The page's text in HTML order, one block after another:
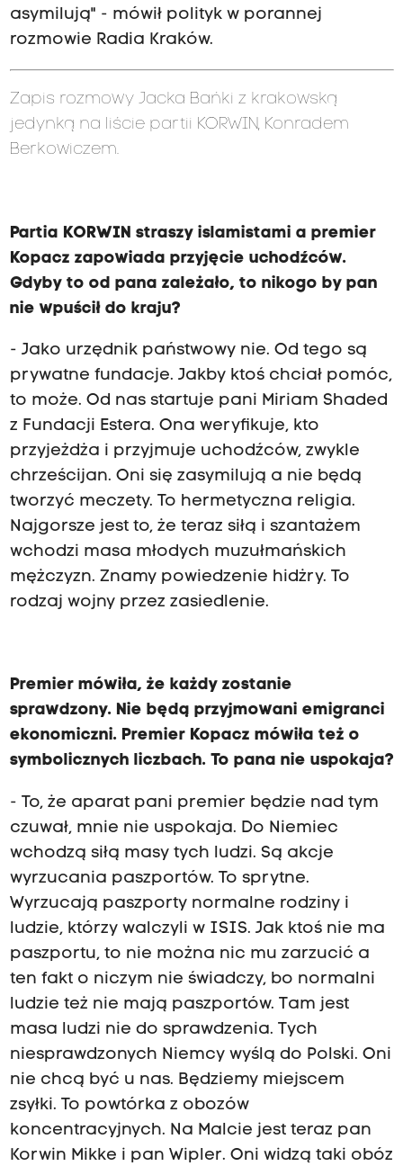
asymilują" - mówił polityk w porannej
rozmowie Radia Kraków.
Zapis rozmowy Jacka Bańki z krakowską
jedynką na liście partii KORWIN, Konradem
Berkowiczem.
Partia KORWIN straszy islamistami a premier
Kopacz zapowiada przyjęcie uchodźców.
Gdyby to od pana zależało, to nikogo by pan
nie wpuścił do kraju?
- Jako urzędnik państwowy nie. Od tego są
prywatne fundacje. Jakby ktoś chciał pomóc,
to może. Od nas startuje pani Miriam Shaded
z Fundacji Estera. Ona weryfikuje, kto
przyjeżdża i przyjmuje uchodźców, zwykle
chrześcijan. Oni się zasymilują a nie będą
tworzyć meczety. To hermetyczna religia.
Najgorsze jest to, że teraz siłą i szantażem
wchodzi masa młodych muzułmańskich
mężczyzn. Znamy powiedzenie hidżry. To
rodzaj wojny przez zasiedlenie.
Premier mówiła, że każdy zostanie
sprawdzony. Nie będą przyjmowani emigranci
ekonomiczni. Premier Kopacz mówiła też o
symbolicznych liczbach. To pana nie uspokaja?
- To, że aparat pani premier będzie nad tym
czuwał, mnie nie uspokaja. Do Niemiec
wchodzą siłą masy tych ludzi. Są akcje
wyrzucania paszportów. To sprytne.
Wyrzucają paszporty normalne rodziny i
ludzie, którzy walczyli w ISIS. Jak ktoś nie ma
paszportu, to nie można nic mu zarzucić a
ten fakt o niczym nie świadczy, bo normalni
ludzie też nie mają paszportów. Tam jest
masa ludzi nie do sprawdzenia. Tych
niesprawdzonych Niemcy wyślą do Polski. Oni
nie chcą być u nas. Będziemy miejscem
zsyłki. To powtórka z obozów
koncentracyjnych. Na Malcie jest teraz pan
Korwin Mikke i pan Wipler. Oni widzą taki obóz